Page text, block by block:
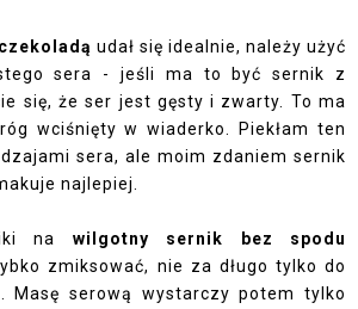
udał się idealnie, należy użyć
sera - jeśli ma to być sernik z
się, że ser jest gęsty i zwarty. To ma
wciśnięty w wiaderko. Piekłam ten
sera, ale moim zdaniem sernik
najlepiej.
na wilgotny sernik bez spodu
zmiksować, nie za długo tylko do
Masę serową wystarczy potem tylko